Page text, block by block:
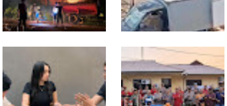
13 Jam Berjuang, Polsek
Toba dan Warga Berhasil
Jinakkan Karhutla 7 Hektare
di Desa Bagan Asam
Mobil Box Terjun ke Jurang
Depan KC, Diduga Rem
Blong